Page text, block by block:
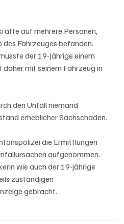
auf mehrere Personen,
des Fahrzeuges befanden.
der 19-Jährige einem
mit seinem Fahrzeug in
den Unfall niemand
erheblicher Sachschaden.
die Ermittlungen
aufgenommen.
wie auch der 19-jährige
zuständigen
gebracht.